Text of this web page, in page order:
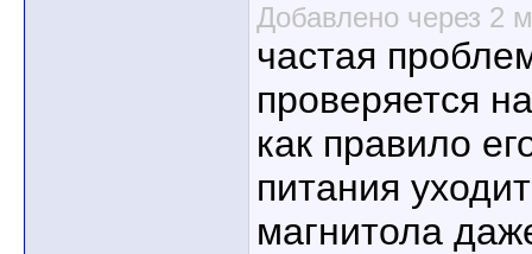
Добавлено через 2
частая
проверяется
как правило
питания
магнитола